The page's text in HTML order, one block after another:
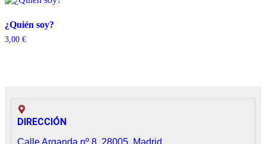
¿Quién soy?
3,00 €
DIRECCIÓN
Calle Arganda nº 8, 28005, Madrid